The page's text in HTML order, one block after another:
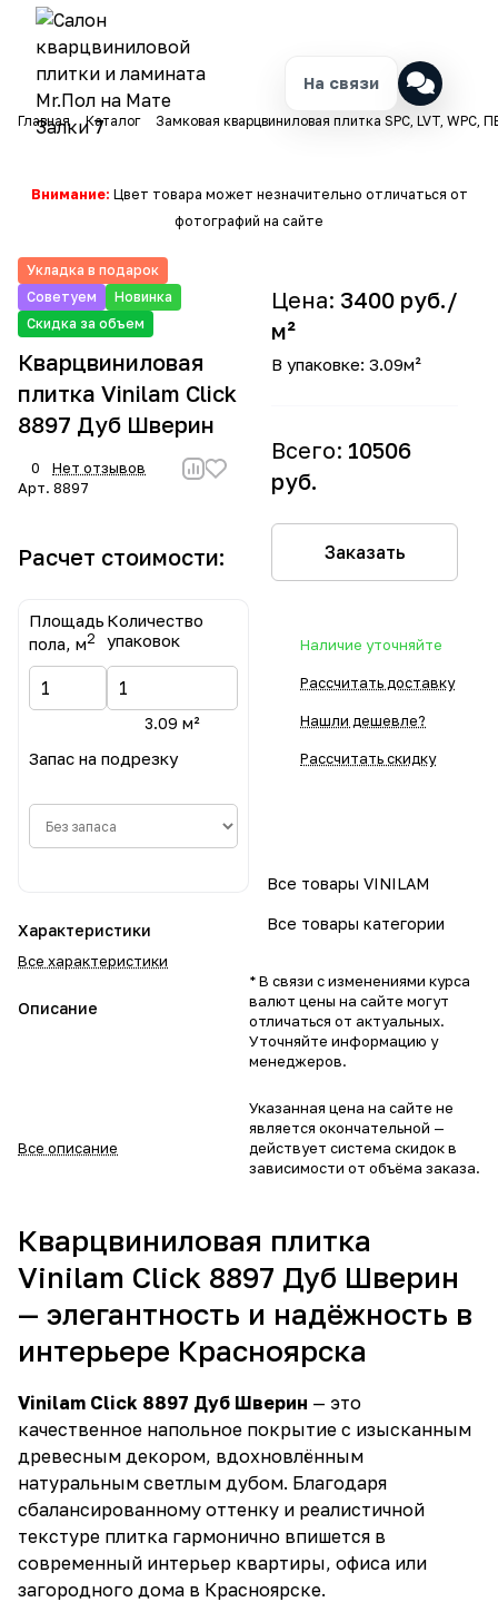
Главная Каталог Замковая кварцвиниловая плитка SPC, LVT, WPC,
Внимание: Цвет товара может незначительно отличаться от
фотографий на сайте
Укладка в подарок
Советуем
Новинка
Скидка за объем
Кварцвиниловая
плитка Vinilam Click
8897 Дуб Шверин
0
Нет отзывов
Арт. 8897
Расчет стоимости:
Площадь
пола, м2
Количество
упаковок
3.09 м²
Запас на подрезку
Характеристики
Все характеристики
Описание
Все описание
Цена: 3400 руб./
м²
В упаковке: 3.09м²
Всего: 10506
руб.
Заказать
Наличие уточняйте
Рассчитать доставку
Нашли дешевле?
Рассчитать скидку
Все товары VINILAM
Все товары категории
* В связи с изменениями курса
валют цены на сайте могут
отличаться от актуальных.
Уточняйте информацию у
менеджеров.
Указанная цена на сайте не
является окончательной —
действует система скидок в
зависимости от объёма заказа.
Кварцвиниловая плитка
Vinilam Click 8897 Дуб Шверин
— элегантность и надёжность в
интерьере Красноярска
Vinilam Click 8897 Дуб Шверин — это
качественное напольное покрытие с изысканным
древесным декором, вдохновлённым
натуральным светлым дубом. Благодаря
сбалансированному оттенку и реалистичной
текстуре плитка гармонично впишется в
современный интерьер квартиры, офиса или
загородного дома в Красноярске.
На связи